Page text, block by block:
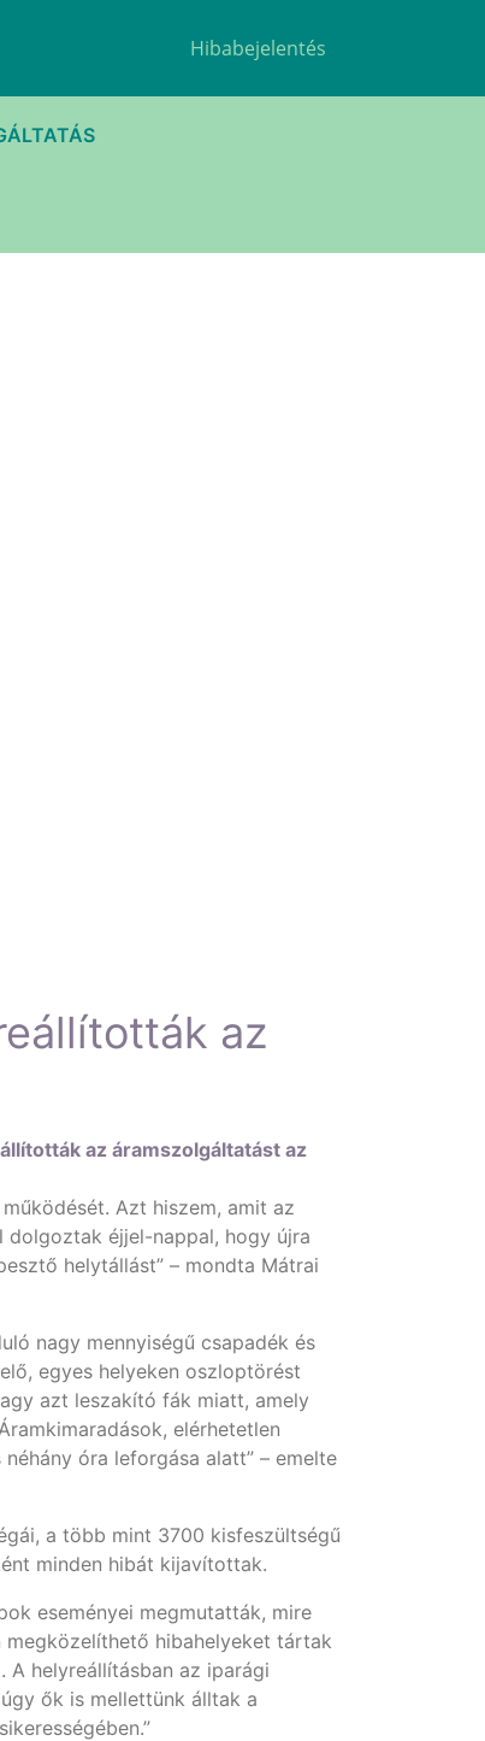
Hibabejelentés
az
az áramszolgáltatást az
Azt hiszem, amit az
dolgoztak éjjel-nappal, hogy újra
helytállást” – mondta Mátrai
nagy mennyiségű csapadék és
egyes helyeken oszloptörést
azt leszakító fák miatt, amely
elérhetetlen
óra leforgása alatt” – emelte
a több mint 3700 kisfeszültségű
minden hibát kijavítottak.
eseményei megmutatták, mire
megközelíthető hibahelyeket tártak
helyreállításban az iparági
ők is mellettünk álltak a